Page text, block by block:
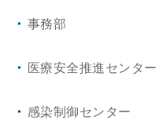
呼吸器・アレルギー内科
リウマチ・膠原病内科
精神神経科
事務部
医療安全推進センター
感染制御センター